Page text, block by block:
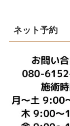
ネット予約